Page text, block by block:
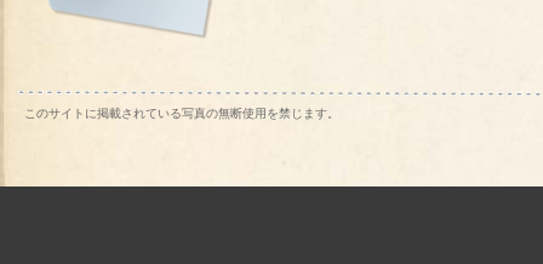
このサイトに掲載されている写真の無断使用を禁じます。